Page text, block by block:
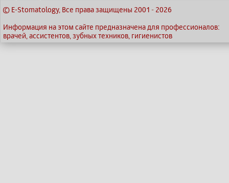
© E-Stomatology, Все права защищены 2001 - 2026
Информация на этом сайте предназначена для профессионалов:
врачей, ассистентов, зубных техников, гигиенистов